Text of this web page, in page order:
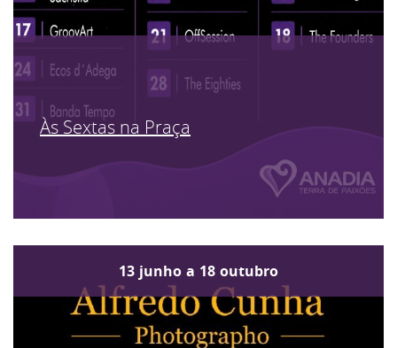
Às Sextas na Praça
13 junho a 18 outubro